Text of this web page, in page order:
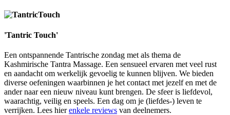
'Tantric Touch'
Een ontspannende Tantrische zondag met als thema de
Kashmirische Tantra Massage. Een sensueel ervaren met veel rust
en aandacht om werkelijk gevoelig te kunnen blijven. We bieden
diverse oefeningen waarbinnen je het contact met jezelf en met de
ander naar een nieuw niveau kunt brengen. De sfeer is liefdevol,
waarachtig, veilig en speels. Een dag om je (liefdes-) leven te
verrijken. Lees hierenkele reviews van deelnemers.